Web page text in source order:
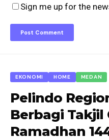
Sign me up for the
EKONOMI HOME MEDAN
Pelindo
Berbagi Takjil
Ramadhan